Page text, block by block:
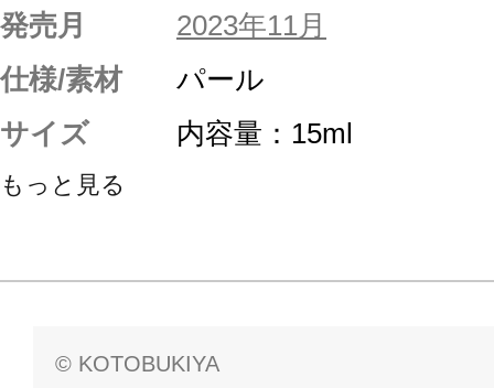
発売月
2023年11月
仕様/素材
パール
サイズ
内容量：15ml
もっと見る
© KOTOBUKIYA